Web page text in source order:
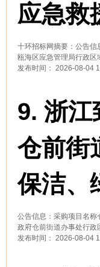
应急救
十环招标网摘要：公告
瓯海区应急管理局行政
发布时间： 2026-08-04
9. 浙江
仓前街
保洁、
公告信息：采购项目名
政府仓前街道办事处行
发布时间： 2026-08-04